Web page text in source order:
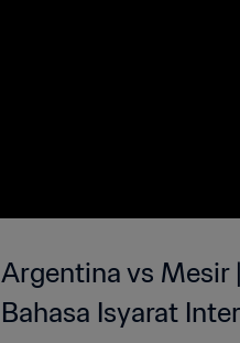
Argentina vs Mesir
Bahasa Isyarat